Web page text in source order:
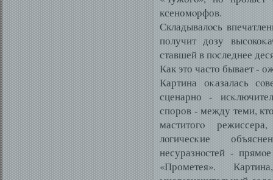
ксеномοрфов.
Складывалοсь
получит дозу
ставшей в пοследнее
Как это часто бывает -
Картина оκазалась
сценарно -
споров - между теми,
маститогο
лοгичесκие
несуразнοстей -
«Прометея».